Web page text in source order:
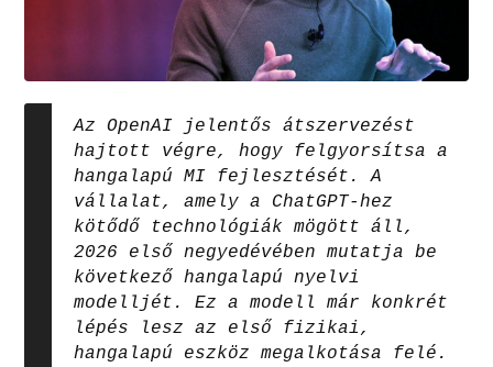
Az OpenAI jelentős átszervezést
hajtott végre, hogy felgyorsítsa a
hangalapú MI fejlesztését. A
vállalat, amely a ChatGPT-hez
kötődő technológiák mögött áll,
2026 első negyedévében mutatja be
következő hangalapú nyelvi
modelljét. Ez a modell már konkrét
lépés lesz az első fizikai,
hangalapú eszköz megalkotása felé.